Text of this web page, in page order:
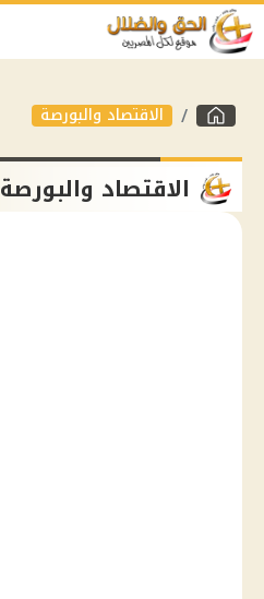
الاقتصاد والبورصة
الاقتصاد والبورصة